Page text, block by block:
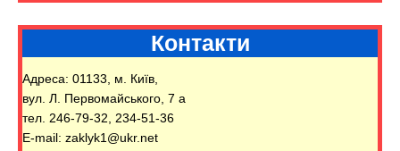
Контакти
Адреса: 01133, м. Київ,
вул. Л. Первомайського, 7 а
тел. 246-79-32, 234-51-36
E-mail: zaklyk1@ukr.net